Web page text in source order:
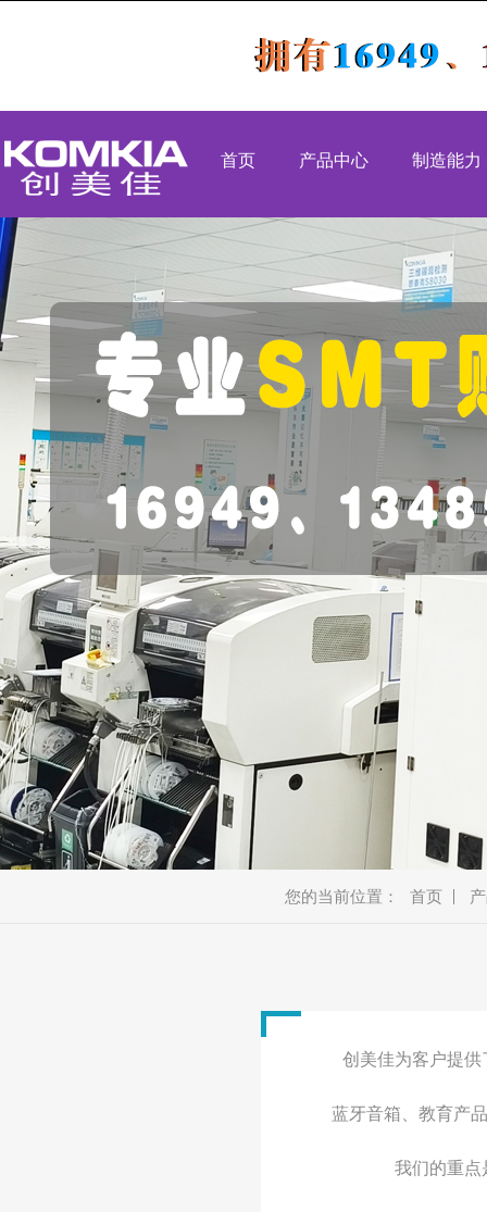
首页 产品中心
PCBA代工代料
SMT贴片加工
DIP插件加工
后焊测试老化
OEM代工
组装加工
高速吹风机
工业类
医疗类
美容类
车载类
消费类
商显类
智能厨电
智能穿戴
蓝牙音箱
教育产品
金融产品
按摩器、筋膜枪
投影仪、收银机
物联网智能类产品
制造能力
SMT生产能
DIP生产能
组装生产能
您的当前位置： 首页
创美佳为客户提
蓝牙音箱、教育产
我们的重点